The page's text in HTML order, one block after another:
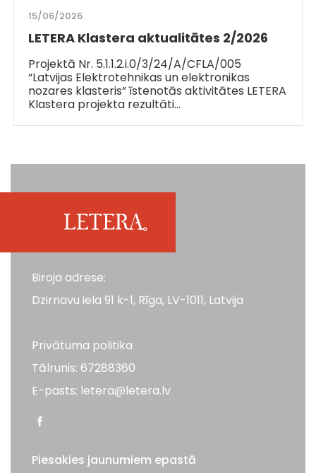
15/06/2026
LETERA Klastera aktualitātes 2/2026
Projektā Nr. 5.1.1.2.i.0/3/24/A/CFLA/005
“Latvijas Elektrotehnikas un elektronikas
nozares klasteris” īstenotās aktivitātes LETERA
Klastera projekta rezultāti…
Biroja adrese:
Dzirnavu iela 91 k-1, Rīga, LV-1011, Latvija
Privātuma politika
Tālrunis: 67288360
E-pasts: letera@letera.lv
Piesakies jaunumiem epastā